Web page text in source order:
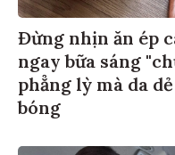
Đừng nhịn ăn ép
ngay bữa sáng
phẳng lỳ mà da
bóng